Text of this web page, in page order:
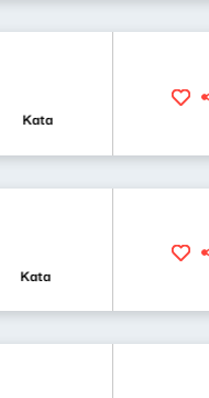
Katarzyna Kasia, Klaudiusz Slezak
Katarzyna Kasia, Klaudiusz Slezak